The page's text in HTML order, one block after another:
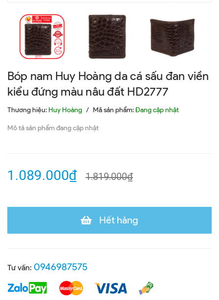
Bóp nam Huy Hoàng da cá sấu đan viền
kiểu đứng màu nâu đất HD2777
Thương hiệu: Huy Hoàng / Mã sản phẩm:Đang cập nhật
Mô tả sản phẩm đang cập nhật
1.089.000₫ 1.819.000₫
Hết hàng
Tư vấn: 0946987575